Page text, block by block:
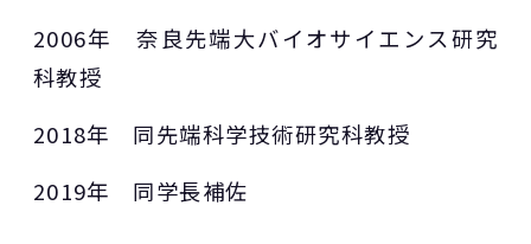
2006年 奈良先端大バイオサイエンス研究
科教授
2018年 同先端科学技術研究科教授
2019年 同学長補佐